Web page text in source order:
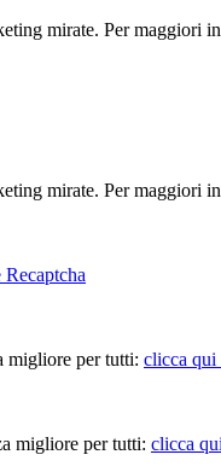
mirate. Per maggiori
mirate. Per maggiori
migliore per tutti: clicca qui
migliore per tutti: clicca